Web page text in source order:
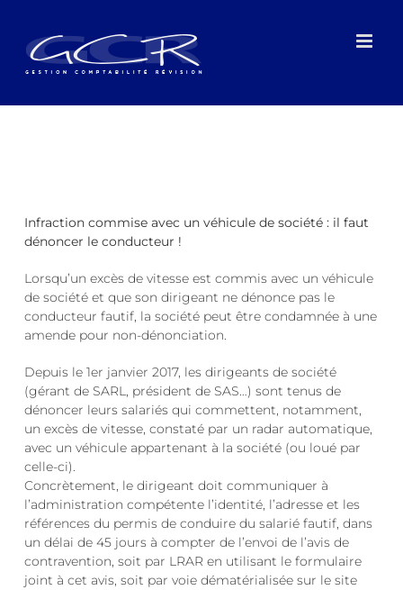
contenu
Infraction commise avec un véhicule de société : il faut
dénoncer le conducteur !
Lorsqu’un excès de vitesse est commis avec un véhicule
de société et que son dirigeant ne dénonce pas le
conducteur fautif, la société peut être condamnée à une
amende pour non-dénonciation.
Depuis le 1er janvier 2017, les dirigeants de société
(gérant de SARL, président de SAS…) sont tenus de
dénoncer leurs salariés qui commettent, notamment,
un excès de vitesse, constaté par un radar automatique,
avec un véhicule appartenant à la société (ou loué par
celle-ci).
Concrètement, le dirigeant doit communiquer à
l’administration compétente l’identité, l’adresse et les
références du permis de conduire du salarié fautif, dans
un délai de 45 jours à compter de l’envoi de l’avis de
contravention, soit par LRAR en utilisant le formulaire
joint à cet avis, soit par voie dématérialisée sur le site